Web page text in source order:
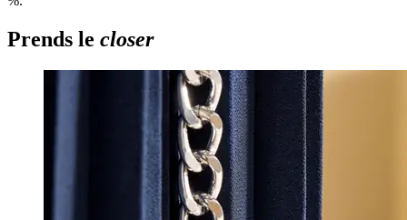
Prends le closer